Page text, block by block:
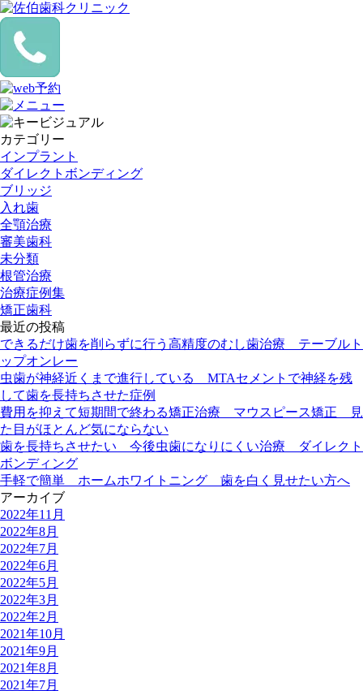
カテゴリー
インプラント
ダイレクトボンディング
ブリッジ
入れ歯
全顎治療
審美歯科
未分類
根管治療
治療症例集
矯正歯科
最近の投稿
できるだけ歯を削らずに行う高精度のむし歯治療 テーブルト
ップオンレー
虫歯が神経近くまで進行している MTAセメントで神経を残
して歯を長持ちさせた症例
費用を抑えて短期間で終わる矯正治療 マウスピース矯正 見
た目がほとんど気にならない
歯を長持ちさせたい 今後虫歯になりにくい治療 ダイレクト
ボンディング
手軽で簡単 ホームホワイトニング 歯を白く見せたい方へ
アーカイブ
2022年11月
2022年8月
2022年7月
2022年6月
2022年5月
2022年3月
2022年2月
2021年10月
2021年9月
2021年8月
2021年7月